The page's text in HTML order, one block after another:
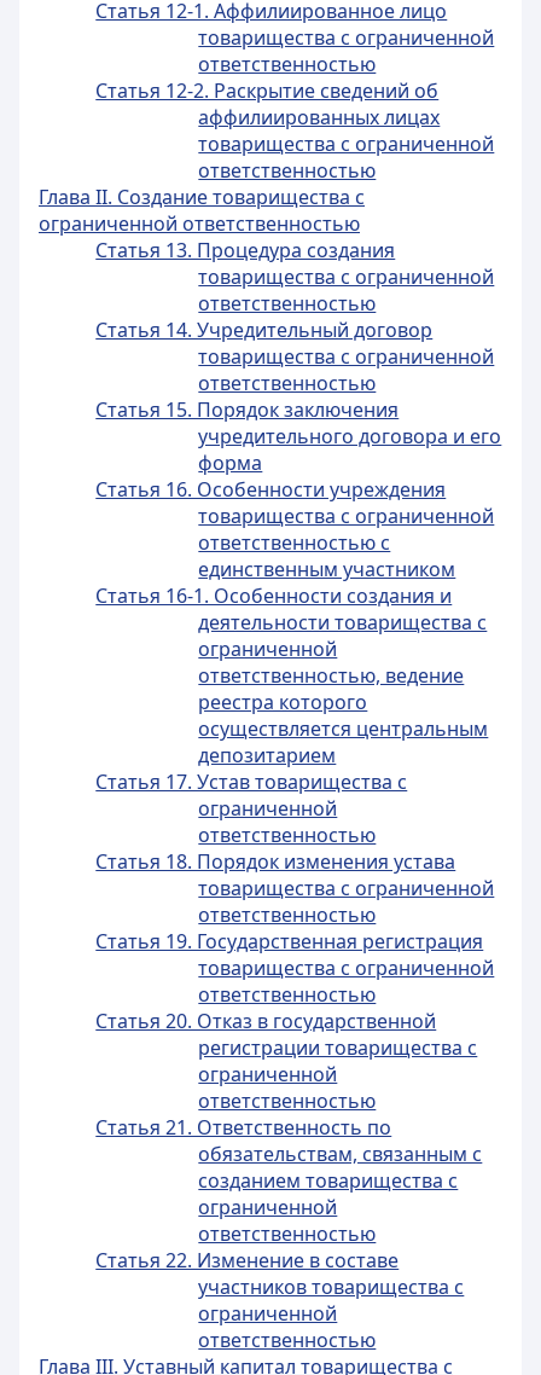
Статья 12-1. Аффилиированное лицо
товарищества с ограниченной
ответственностью
Статья 12-2. Раскрытие сведений об
аффилиированных лицах
товарищества с ограниченной
ответственностью
Глава II. Создание товарищества с
ограниченной ответственностью
Статья 13. Процедура создания
товарищества с ограниченной
ответственностью
Статья 14. Учредительный договор
товарищества с ограниченной
ответственностью
Статья 15. Порядок заключения
учредительного договора и его
форма
Статья 16. Особенности учреждения
товарищества с ограниченной
ответственностью с
единственным участником
Статья 16-1. Особенности создания и
деятельности товарищества с
ограниченной
ответственностью, ведение
реестра которого
осуществляется центральным
депозитарием
Статья 17. Устав товарищества с
ограниченной
ответственностью
Статья 18. Порядок изменения устава
товарищества с ограниченной
ответственностью
Статья 19. Государственная регистрация
товарищества с ограниченной
ответственностью
Статья 20. Отказ в государственной
регистрации товарищества с
ограниченной
ответственностью
Статья 21. Ответственность по
обязательствам, связанным с
созданием товарищества с
ограниченной
ответственностью
Статья 22. Изменение в составе
участников товарищества с
ограниченной
ответственностью
Глава III. Уставный капитал товарищества с